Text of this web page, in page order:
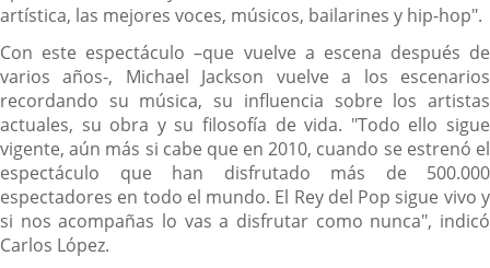
artística, las mejores voces, músicos, bailarines y hip-hop".
Con este espectáculo –que vuelve a escena después de
varios años-, Michael Jackson vuelve a los escenarios
recordando su música, su influencia sobre los artistas
actuales, su obra y su filosofía de vida. "Todo ello sigue
vigente, aún más si cabe que en 2010, cuando se estrenó el
espectáculo que han disfrutado más de 500.000
espectadores en todo el mundo. El Rey del Pop sigue vivo y
si nos acompañas lo vas a disfrutar como nunca", indicó
Carlos López.